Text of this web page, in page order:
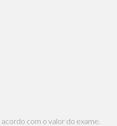
com o valor do exame.